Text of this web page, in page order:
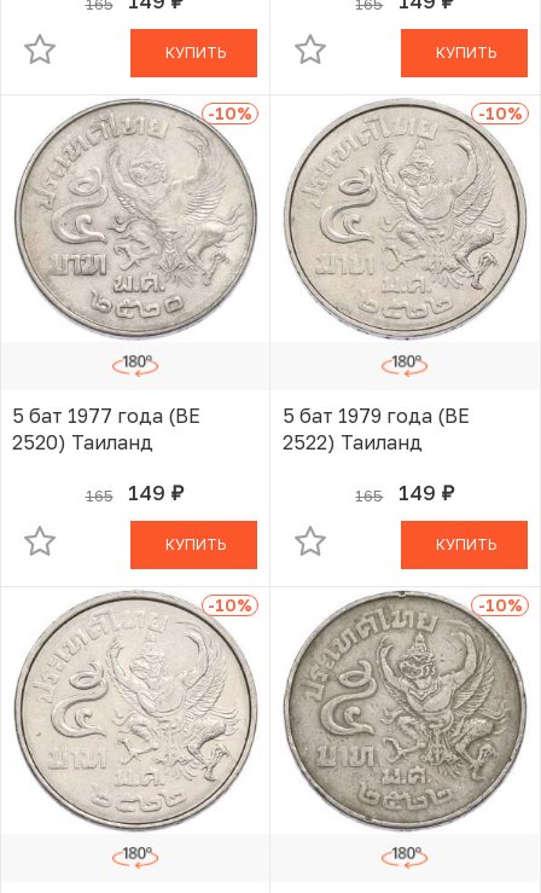
В КОРЗИНЕ
КУПИТЬ
В КОРЗИНЕ
КУПИТЬ
-10%
5 бат 1977 года (BE
2520) Таиланд
165 149 руб.
В КОРЗИНЕ
КУПИТЬ
-10%
5 бат 1979 года (BE
2522) Таиланд
165 149 руб.
В КОРЗИНЕ
КУПИТЬ
-10% -10%